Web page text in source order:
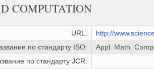
COMPUTATION
URL:
http://
по стандарту ISO:
Appl. Math.
по стандарту JCR: